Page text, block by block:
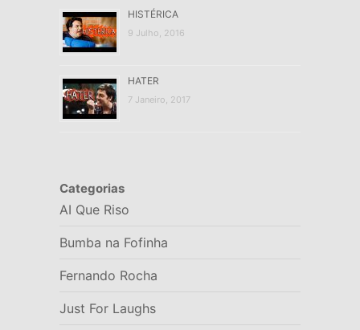
HISTÉRICA
9 Julho, 2016
HATER
7 Janeiro, 2017
Categorias
AI Que Riso
Bumba na Fofinha
Fernando Rocha
Just For Laughs